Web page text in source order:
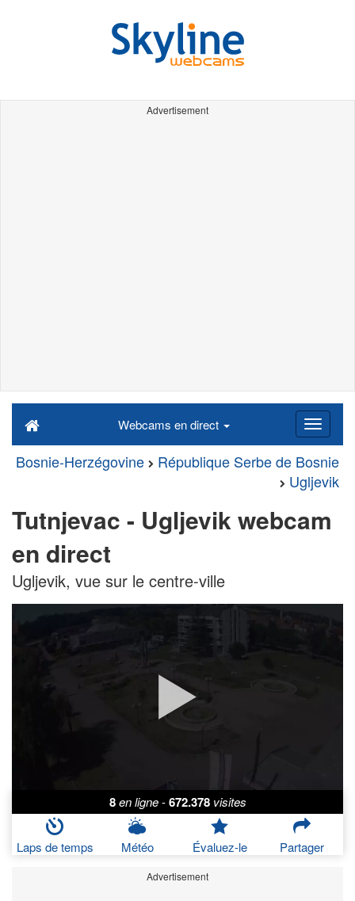
Advertisement
Webcams en direct
Bosnie-Herzégovine
République Serbe de Bosnie
Ugljevik
Tutnjevac - Ugljevik webcam
en direct
Ugljevik, vue sur le centre-ville
8 en ligne - 672.378 visites
Laps de temps Météo Évaluez-le Partager
Advertisement